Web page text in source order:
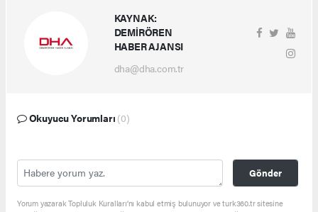
KAYNAK:
DEMİRÖREN
HABER AJANSI
dha@dha.com.tr
Okuyucu Yorumları (0)
Gönder
Yorum yazarak Topluluk Kuralları’nı kabul etmiş bulunuyor ve turk360.tr sitesine